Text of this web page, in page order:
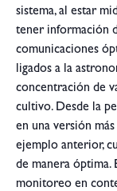
sistema, al estar
tener información
comunicaciones
ligados a la
concentración de
cultivo. Desde la
en una versión
ejemplo anterior,
de manera óptima.
monitoreo en